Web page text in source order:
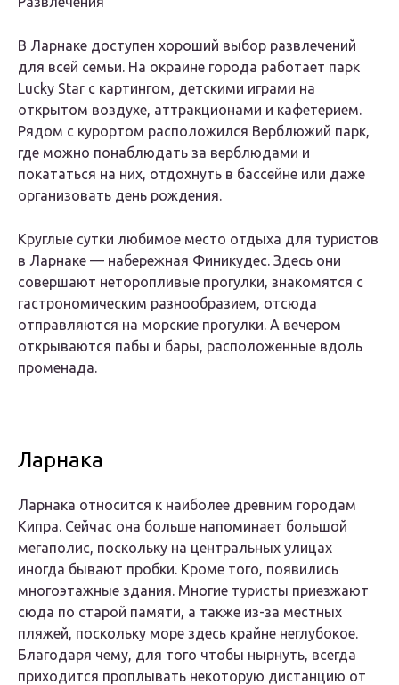
В Ларнаке доступен хороший выбор развлечений
для всей семьи. На окраине города работает парк
Lucky Star с картингом, детскими играми на
открытом воздухе, аттракционами и кафетерием.
Рядом с курортом расположился Верблюжий парк,
где можно понаблюдать за верблюдами и
покататься на них, отдохнуть в бассейне или даже
организовать день рождения.
Круглые сутки любимое место отдыха для туристов
в Ларнаке — набережная Финикудес. Здесь они
совершают неторопливые прогулки, знакомятся с
гастрономическим разнообразием, отсюда
отправляются на морские прогулки. А вечером
открываются пабы и бары, расположенные вдоль
променада.
Ларнака
Ларнака относится к наиболее древним городам
Кипра. Сейчас она больше напоминает большой
мегаполис, поскольку на центральных улицах
иногда бывают пробки. Кроме того, появились
многоэтажные здания. Многие туристы приезжают
сюда по старой памяти, а также из-за местных
пляжей, поскольку море здесь крайне неглубокое.
Благодаря чему, для того чтобы нырнуть, всегда
приходится проплывать некоторую дистанцию от